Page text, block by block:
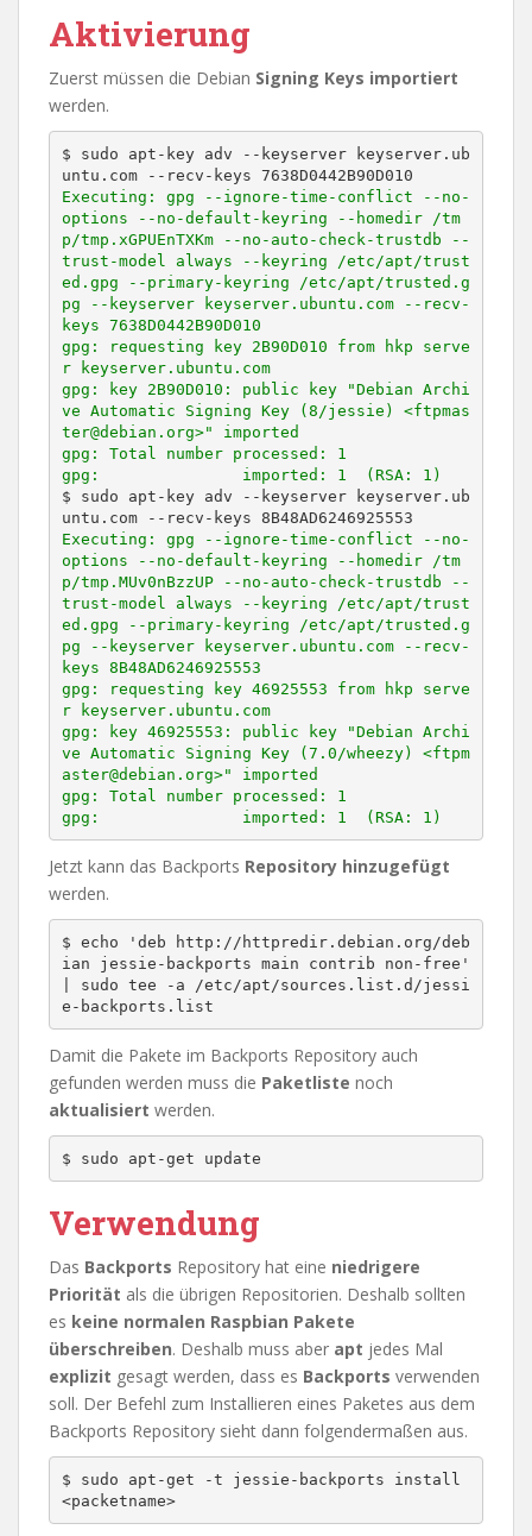
Aktivierung
Zuerst müssen die Debian Signing Keys importiert
werden.
$ sudo apt-key adv --keyserver keyserver.ub
Executing: gpg --ignore-time-conflict --no-
options --no-default-keyring --homedir /tm
p/tmp.xGPUEnTXKm --no-auto-check-trustdb --
trust-model always --keyring /etc/apt/trust
ed.gpg --primary-keyring /etc/apt/trusted.g
pg --keyserver keyserver.ubuntu.com --recv-
keys 7638D0442B90D010
gpg: requesting key 2B90D010 from hkp serve
r keyserver.ubuntu.com
gpg: key 2B90D010: public key "Debian Archi
ve Automatic Signing Key (8/jessie) <ftpmas
ter@debian.org>" imported
gpg: Total number processed: 1
gpg:               imported: 1  (RSA: 1)
$ sudo apt-key adv --keyserver keyserver.ub
Executing: gpg --ignore-time-conflict --no-
options --no-default-keyring --homedir /tm
p/tmp.MUv0nBzzUP --no-auto-check-trustdb --
trust-model always --keyring /etc/apt/trust
ed.gpg --primary-keyring /etc/apt/trusted.g
pg --keyserver keyserver.ubuntu.com --recv-
keys 8B48AD6246925553
gpg: requesting key 46925553 from hkp serve
r keyserver.ubuntu.com
gpg: key 46925553: public key "Debian Archi
ve Automatic Signing Key (7.0/wheezy) <ftpm
aster@debian.org>" imported
gpg: Total number processed: 1
gpg:               imported: 1  (RSA: 1)
Jetzt kann das Backports Repository hinzugefügt
werden.
$ echo 'deb http://httpredir.debian.org/deb
ian jessie-backports main contrib non-free'
| sudo tee -a /etc/apt/sources.list.d/jessi
e-backports.list
Damit die Pakete im Backports Repository auch
gefunden werden muss die Paketliste noch
aktualisiert werden.
$ sudo apt-get update
Verwendung
Das Backports Repository hat eine niedrigere
Priorität als die übrigen Repositorien. Deshalb sollten
es keine normalen Raspbian Pakete
überschreiben. Deshalb muss aber apt jedes Mal
explizit gesagt werden, dass es Backports verwenden
soll. Der Befehl zum Installieren eines Paketes aus dem
Backports Repository sieht dann folgendermaßen aus.
$ sudo apt-get -t jessie-backports install
<packetname>